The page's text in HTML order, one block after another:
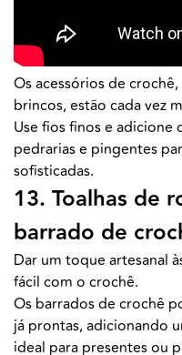
Os acessórios de
brincos, estão cada vez
Use fios finos e adicione
pedrarias e pingentes
sofisticadas.
13. Toalhas de
barrado de
Dar um toque artesanal
fácil com o crochê.
Os barrados de crochê
já prontas, adicionando
ideal para presentes ou